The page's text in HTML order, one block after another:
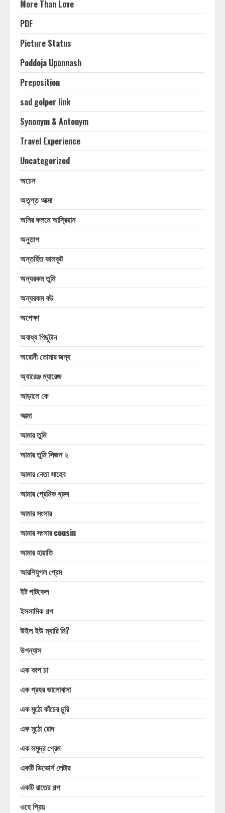
More Than Love
PDF
Picture Status
Poddoja Uponnash
Preposition
sad golper link
Synonym & Antonym
Travel Experience
Uncategorized
অচেন
অতৃপ্ত আত্মা
অনির কলমে আদ্রিয়ান
অনুতাপ
অন্তর্হিত কালকূট
অন্যরকম তুমি
অন্যরকম বউ
অপেক্ষা
অবাধ্য পিছুটান
অরোনী তোমার জন্য
অ্যারেঞ্জ ম্যারেজ
আড়ালে কে
আত্মা
আমার তুমি
আমার তুমি সিজন ২
আমার নেতা সাহেব
আমার প্রেমিক ধ্রুব
আমার সংসার
আমার সংসার cousin
আমার হায়াতি
আরশিযুগল প্রেম
ইট পাটকেল
ইসলামিক গল্প
উইল ইউ ম্যারি মি?
উপন্যাস
এক কাপ চা
এক প্রহর ভালোবাসা
এক মুঠো কাঁচের চুরি
এক মুঠো রোদ
এক সমুদ্র প্রেম
একটি ডিভোর্স লেটার
একটি রাতের গল্প
ওহে প্রিয়